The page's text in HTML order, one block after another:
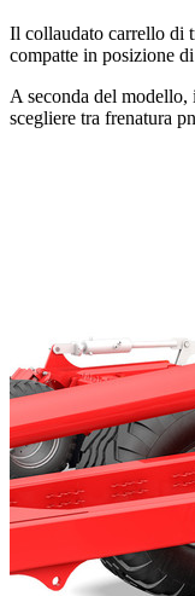
Il collaudato carrello di
compatte in posizione
A seconda del modello,
scegliere tra frenatura